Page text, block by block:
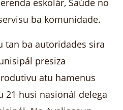
ba komunidade.
tan ba autoridades sira
presiza
atu hamenus
21 husi nasionál delega